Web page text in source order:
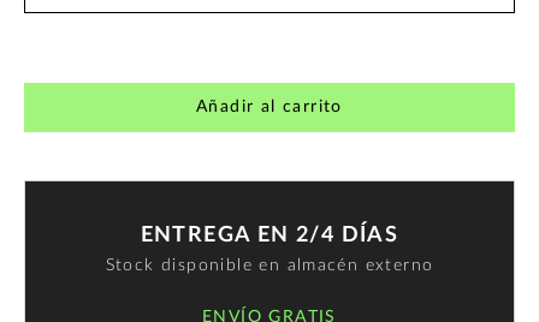
Añadir al carrito
ENTREGA EN 2/4 DÍAS
Stock disponible en almacén externo
ENVÍO GRATIS